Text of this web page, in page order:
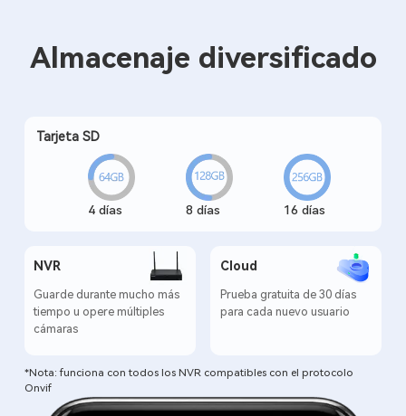
Almacenaje diversificado
Tarjeta SD
4 días 8 días 16 días
NVR
Guarde durante mucho más
tiempo u opere múltiples
cámaras
Cloud
Prueba gratuita de 30 días
para cada nuevo usuario
*Nota: funciona con todos los NVR compatibles con el protocolo
Onvif